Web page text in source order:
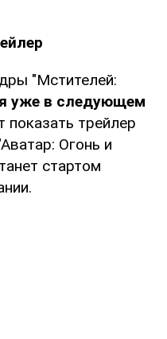
"Мстителей:
уже в следующем
показать трейлер
Огонь и
стартом